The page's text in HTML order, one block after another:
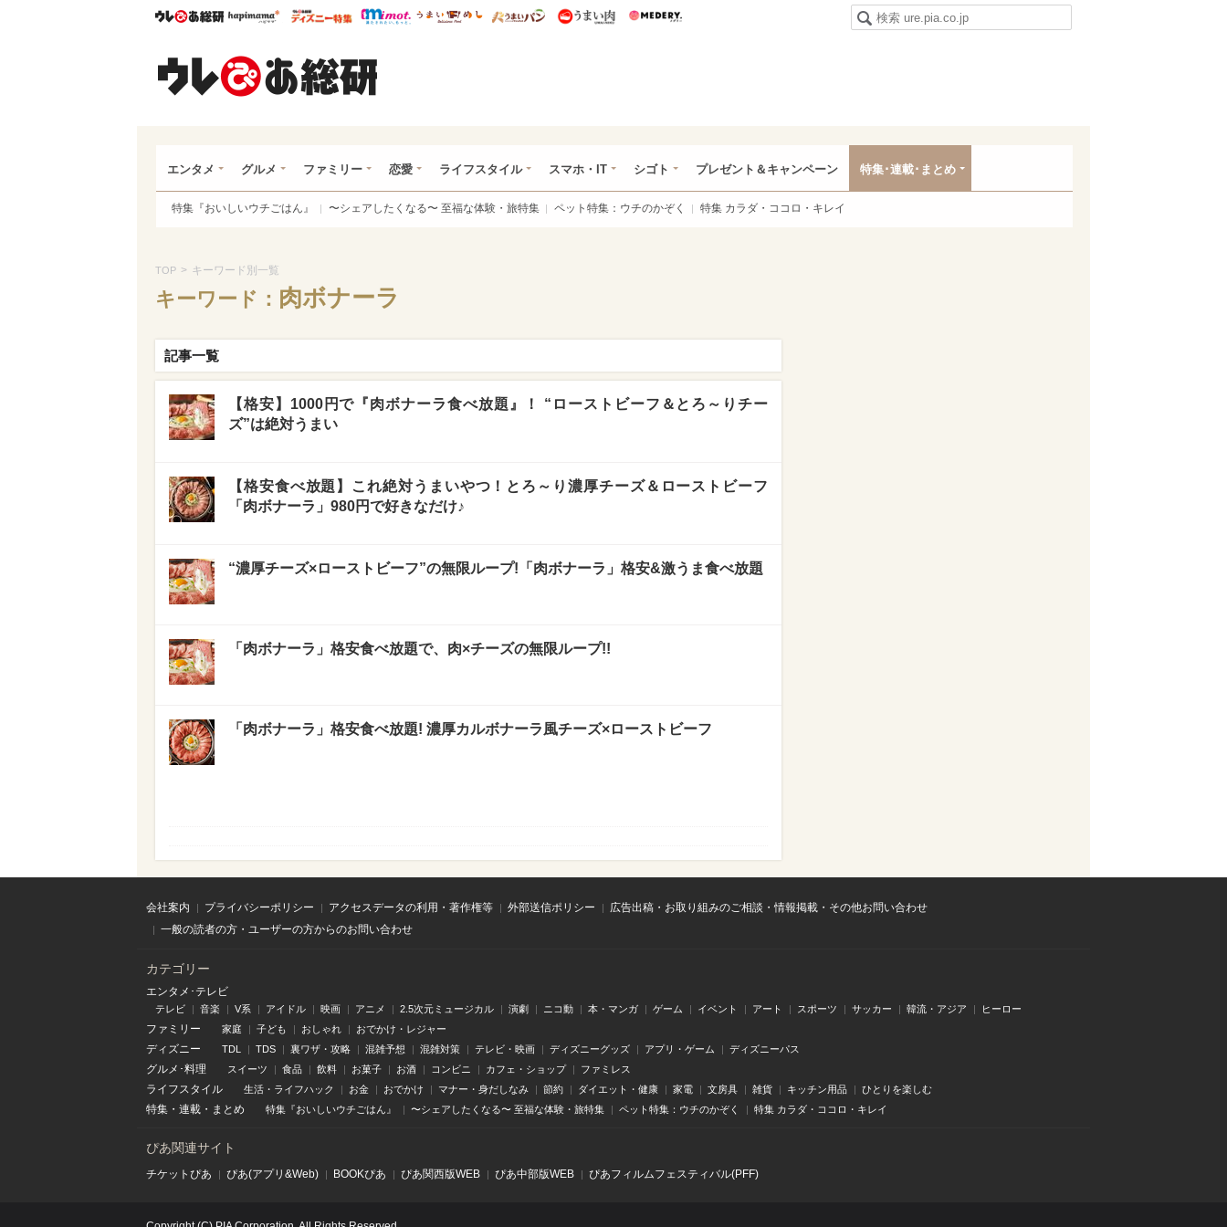
ウレぴあ総研ハピママ* ウレぴあ総研 ディズニー特集
mimot. うまいめし うまいパン うまい肉
エンタメ グルメ ファミリー 恋愛 ライフスタイル スマホ・IT シゴト プレゼント＆キャンペーン 特集･連載･まとめ
特集『おいしいウチごはん』 〜シェアしたくなる〜 至福な体験・旅特集 ペット特集：ウチのかぞく 特集 カラダ・ココロ・キレイ
TOP > キーワード別一覧
キーワード： 肉ボナーラ
記事一覧
【格安】1000円で『肉ボナーラ食べ放題』！ “ローストビーフ＆とろ～りチー
ズ”は絶対うまい
【格安食べ放題】これ絶対うまいやつ！とろ～り濃厚チーズ＆ローストビーフ
「肉ボナーラ」980円で好きなだけ♪
“濃厚チーズ×ローストビーフ”の無限ループ!「肉ボナーラ」格安&激うま食べ放題
「肉ボナーラ」格安食べ放題で、肉×チーズの無限ループ!!
「肉ボナーラ」格安食べ放題! 濃厚カルボナーラ風チーズ×ローストビーフ
会社案内 プライバシーポリシー アクセスデータの利用・著作権等 外部送信ポリシー
広告出稿・お取り組みのご相談・情報掲載・その他お問い合わせ
一般の読者の方・ユーザーの方からのお問い合わせ
カテゴリー
エンタメ･テレビ
テレビ 音楽 V系 アイドル 映画 アニメ 2.5次元ミュージカル 演劇 ニコ動 本・マンガ ゲーム イベント アート スポーツ サッカー 韓流・アジア ヒーロー
ファミリー 家庭 子ども おしゃれ おでかけ・レジャー
ディズニー TDL TDS 裏ワザ・攻略 混雑予想 混雑対策 テレビ・映画 ディズニーグッズ アプリ・ゲーム ディズニーパス
グルメ･料理 スイーツ 食品 飲料 お菓子 お酒 コンビニ カフェ・ショップ ファミレス
ライフスタイル 生活・ライフハック お金 おでかけ マナー・身だしなみ 節約 ダイエット・健康 家電 文房具 雑貨 キッチン用品 ひとりを楽しむ
特集 ・ 連載 ・ まとめ 特集『おいしいウチごはん』 〜シェアしたくなる〜 至福な体験・旅特集 ペット特集：ウチのかぞく 特集 カラダ・ココロ・キレイ
ぴあ関連サイト
チケットぴあ ぴあ(アプリ&Web) BOOKぴあ ぴあ関⻄版WEB ぴあ中部版WEB ぴあフィルムフェスティバル(PFF)